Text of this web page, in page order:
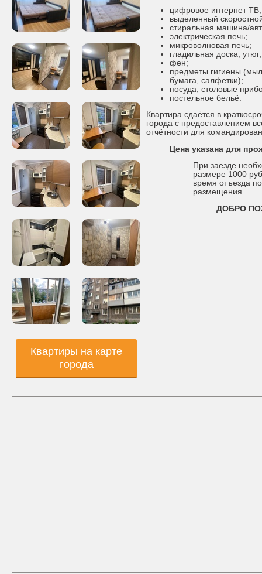
Квартиры на карте
города
цифровое интернет ТВ;
выделенный
стиральная машина/
электрическая печь;
микроволновая печь;
гладильная доска, утюг;
фен;
предметы гигиены
бумага, салфетки);
посуда, столовые
постельное бельё.
Квартира сдаётся в
города с предоставлением
отчётности для
Цена указана для
При заезде
размере 1000
время отъезда
размещения.
ДОБРО